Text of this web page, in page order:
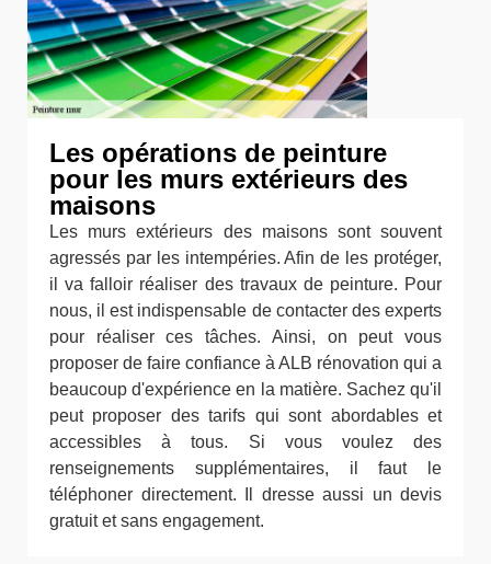
Les opérations de peinture
pour les murs extérieurs des
maisons
Les murs extérieurs des maisons sont souvent
agressés par les intempéries. Afin de les protéger,
il va falloir réaliser des travaux de peinture. Pour
nous, il est indispensable de contacter des experts
pour réaliser ces tâches. Ainsi, on peut vous
proposer de faire confiance à ALB rénovation qui a
beaucoup d'expérience en la matière. Sachez qu'il
peut proposer des tarifs qui sont abordables et
accessibles à tous. Si vous voulez des
renseignements supplémentaires, il faut le
téléphoner directement. Il dresse aussi un devis
gratuit et sans engagement.